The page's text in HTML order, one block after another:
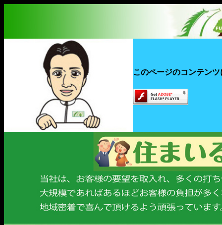
このページのコンテン